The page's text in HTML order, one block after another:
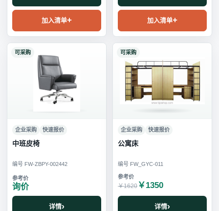
加入清单 加入清单
可采购
企业采购 快速报价
中班皮椅
编号 FW-ZBPY-002442
询价
详情
可采购
企业采购 快速报价
公寓床
编号 FW_GYC-011
￥1620 ￥1350
详情